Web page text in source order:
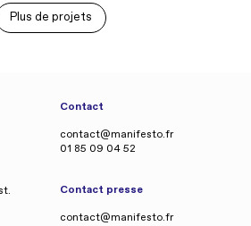
Plus de projets
Contact
contact@manifesto.fr
01 85 09 04 52
Contact presse
contact@manifesto.fr